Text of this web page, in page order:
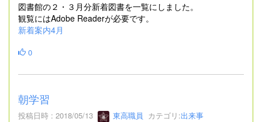
図書館の２・３月分新着図書を一覧にしました。
観覧にはAdobe Readerが必要です。
新着案内4月
0
朝学習
投稿日時 : 2018/05/13 東高職員 カテゴリ:出来事